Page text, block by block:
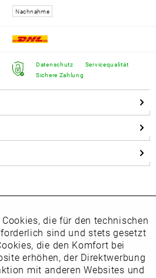
Nachnahme
Datenschutz
Sichere Zahlung
Servicequalität
uns auf Instagram
Aktiv
Inaktiv
die für den technischen
sind und stets gesetzt
die den Komfort bei
erhöhen, der Direktwerbung
mit anderen Websites und